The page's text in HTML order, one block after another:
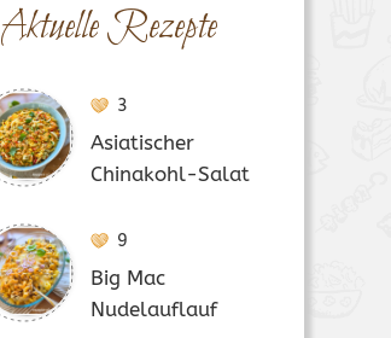
Aktuelle Rezepte
3
Asiatischer
Chinakohl-Salat
9
Big Mac
Nudelauflauf